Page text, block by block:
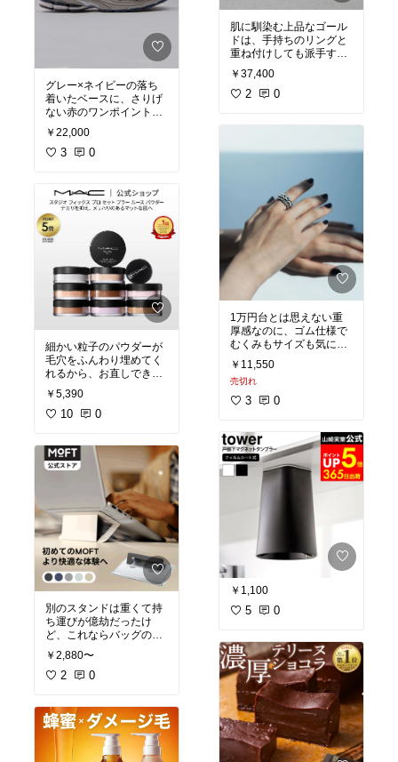
グレー×ネイビーの落ち
着いたベースに、さりげ
ない赤のワンポイントが
て、履くだけでシンプル
なコーデが「お洒落上級
￥22,000
3 0
細かい粒子のパウダーが
毛穴をふんわり埋めてく
れるから、お直しできな
#オリジナル写真
すすめスキンケア
#パウ
ダー #mac
#フェイスパ
￥5,390
10 0
別のスタンドは重くて持
ち運びが億劫だったけ
ど、これならバッグの中
勤派にもおすすめ！
￥2,880〜
2 0
肌に馴染む上品なゴール
ドは、手持ちのリングと
重ね付けしても派手すぎ
ず、指先を細く綺麗に見
せてくれる！
￥37,400
2 0
1万円台とは思えない重
厚感なのに、ゴム仕様で
むくみもサイズも気にせ
ら、投資価値は想像以
上。
￥11,550
売切れ
3 0
￥1,100
5 0